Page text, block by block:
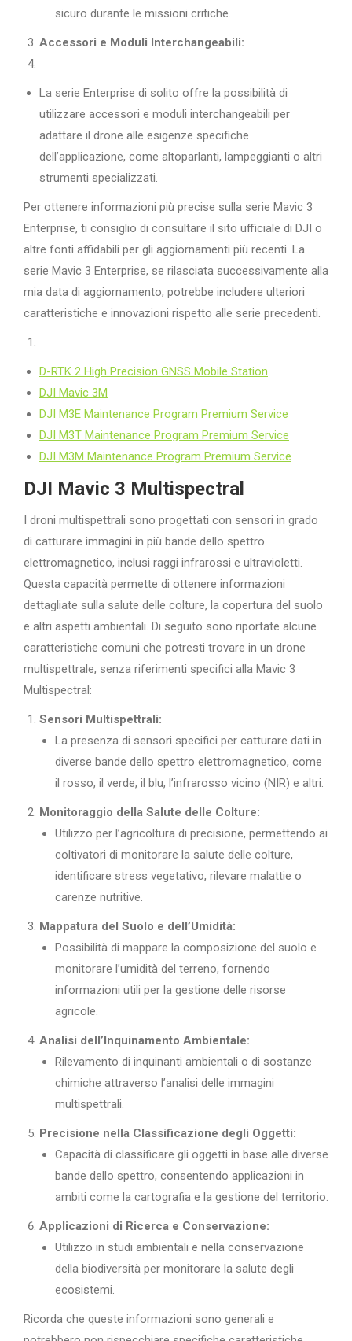
sicuro durante le missioni critiche.
Accessori e Moduli Interchangeabili:
La serie Enterprise di solito offre la possibilità di
utilizzare accessori e moduli interchangeabili per
adattare il drone alle esigenze specifiche
dell’applicazione, come altoparlanti, lampeggianti o altri
strumenti specializzati.
Per ottenere informazioni più precise sulla serie Mavic 3
Enterprise, ti consiglio di consultare il sito ufficiale di DJI o
altre fonti affidabili per gli aggiornamenti più recenti. La
serie Mavic 3 Enterprise, se rilasciata successivamente alla
mia data di aggiornamento, potrebbe includere ulteriori
caratteristiche e innovazioni rispetto alle serie precedenti.
D-RTK 2 High Precision GNSS Mobile Station
DJI Mavic 3M
DJI M3E Maintenance Program Premium Service
DJI M3T Maintenance Program Premium Service
DJI M3M Maintenance Program Premium Service
DJI Mavic 3 Multispectral
I droni multispettrali sono progettati con sensori in grado
di catturare immagini in più bande dello spettro
elettromagnetico, inclusi raggi infrarossi e ultravioletti.
Questa capacità permette di ottenere informazioni
dettagliate sulla salute delle colture, la copertura del suolo
e altri aspetti ambientali. Di seguito sono riportate alcune
caratteristiche comuni che potresti trovare in un drone
multispettrale, senza riferimenti specifici alla Mavic 3
Multispectral:
Sensori Multispettrali:
La presenza di sensori specifici per catturare dati in
diverse bande dello spettro elettromagnetico, come
il rosso, il verde, il blu, l’infrarosso vicino (NIR) e altri.
Monitoraggio della Salute delle Colture:
Utilizzo per l’agricoltura di precisione, permettendo ai
coltivatori di monitorare la salute delle colture,
identificare stress vegetativo, rilevare malattie o
carenze nutritive.
Mappatura del Suolo e dell’Umidità:
Possibilità di mappare la composizione del suolo e
monitorare l’umidità del terreno, fornendo
informazioni utili per la gestione delle risorse
agricole.
Analisi dell’Inquinamento Ambientale:
Rilevamento di inquinanti ambientali o di sostanze
chimiche attraverso l’analisi delle immagini
multispettrali.
Precisione nella Classificazione degli Oggetti:
Capacità di classificare gli oggetti in base alle diverse
bande dello spettro, consentendo applicazioni in
ambiti come la cartografia e la gestione del territorio.
Applicazioni di Ricerca e Conservazione:
Utilizzo in studi ambientali e nella conservazione
della biodiversità per monitorare la salute degli
ecosistemi.
Ricorda che queste informazioni sono generali e